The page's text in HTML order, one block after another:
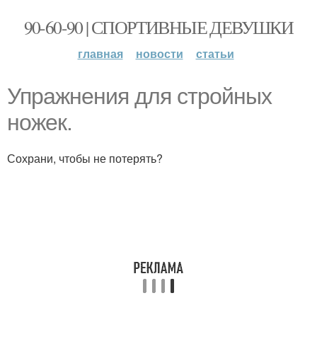
90-60-90 | СПОРТИВНЫЕ ДЕВУШКИ
главная новости статьи
Упражнения для стройных
ножек.
Сохрани, чтобы не потерять?